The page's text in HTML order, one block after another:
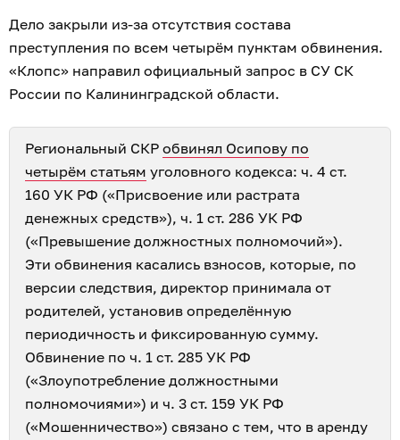
Дело закрыли из-за отсутствия состава
преступления по всем четырём пунктам обвинения.
«Клопс» направил официальный запрос в СУ СК
России по Калининградской области.
Региональный СКР обвинял Осипову по
четырём статьям уголовного кодекса: ч. 4 ст.
160 УК РФ («Присвоение или растрата
денежных средств»), ч. 1 ст. 286 УК РФ
(«Превышение должностных полномочий»).
Эти обвинения касались взносов, которые, по
версии следствия, директор принимала от
родителей, установив определённую
периодичность и фиксированную сумму.
Обвинение по ч. 1 ст. 285 УК РФ
(«Злоупотребление должностными
полномочиями») и ч. 3 ст. 159 УК РФ
(«Мошенничество») связано с тем, что в аренду